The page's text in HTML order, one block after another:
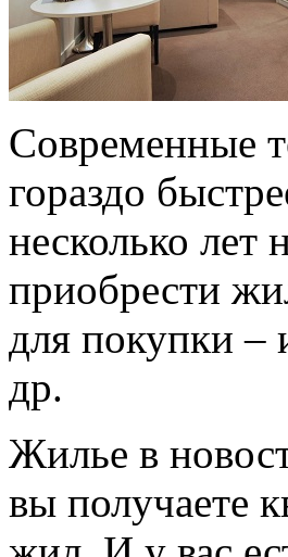
Современные
гораздо
несколько лет
приобрести
для покупки –
др.
Жилье в
вы получаете